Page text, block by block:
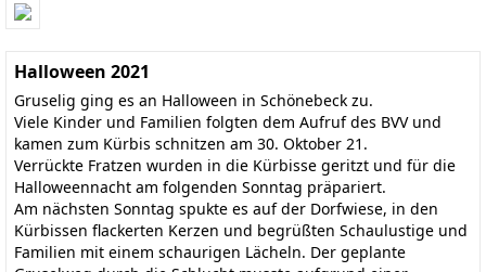
Halloween 2021
Gruselig ging es an Halloween in Schönebeck zu.
Viele Kinder und Familien folgten dem Aufruf des BVV und
kamen zum Kürbis schnitzen am 30. Oktober 21.
Verrückte Fratzen wurden in die Kürbisse geritzt und für die
Halloweennacht am folgenden Sonntag präpariert.
Am nächsten Sonntag spukte es auf der Dorfwiese, in den
Kürbissen flackerten Kerzen und begrüßten Schaulustige und
Familien mit einem schaurigen Lächeln. Der geplante